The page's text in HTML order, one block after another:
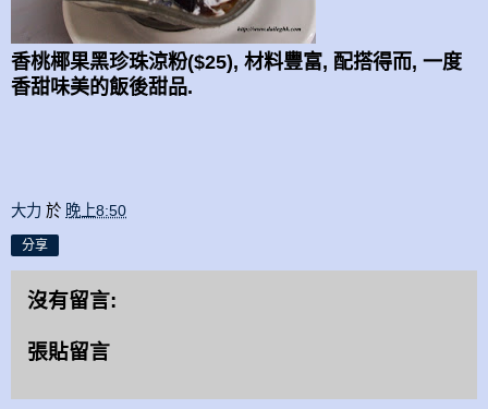
香桃椰果黑珍珠涼粉($25), 材料豐富, 配搭得而, 一度
香甜味美的飯後甜品.
大力 於 晚上8:50
分享
沒有留言:
張貼留言